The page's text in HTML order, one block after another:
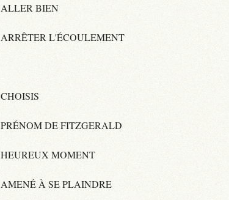
ALLER BIEN
ARRÊTER L'ÉCOULEMENT
CHOISIS
PRÉNOM DE FITZGERALD
HEUREUX MOMENT
AMENÉ À SE PLAINDRE